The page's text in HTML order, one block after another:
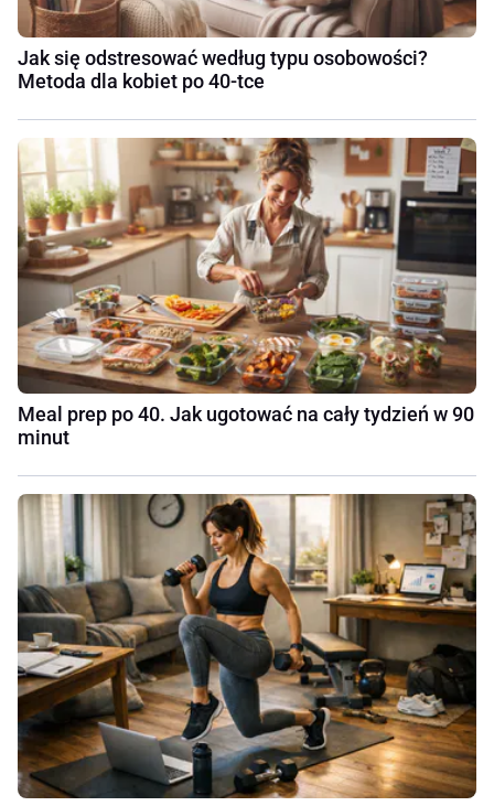
Jak się odstresować według typu osobowości?
Metoda dla kobiet po 40-tce
Meal prep po 40. Jak ugotować na cały tydzień w 90
minut